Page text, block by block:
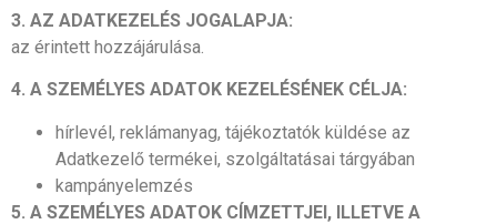
3. AZ ADATKEZELÉS JOGALAPJA:
az érintett hozzájárulása.
4. A SZEMÉLYES ADATOK KEZELÉSÉNEK CÉLJA:
hírlevél, reklámanyag, tájékoztatók küldése az
Adatkezelő termékei, szolgáltatásai tárgyában
kampányelemzés
5. A SZEMÉLYES ADATOK CÍMZETTJEI, ILLETVE A